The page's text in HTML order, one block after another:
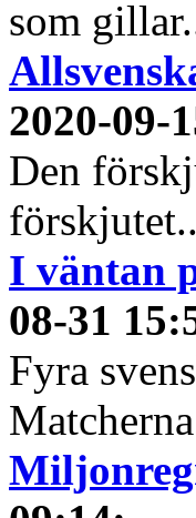
som
2020-09-
Den
I väntan
08-31
Fyra